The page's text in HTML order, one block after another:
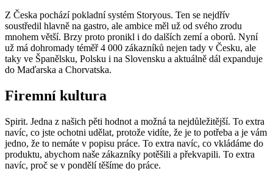
Z Česka pochází pokladní systém Storyous. Ten se nejdřív
soustředil hlavně na gastro, ale ambice měl už od svého zrodu
mnohem větší. Brzy proto pronikl i do dalších zemí a oborů. Nyní
už má dohromady téměř 4 000 zákazníků nejen tady v Česku, ale
taky ve Španělsku, Polsku i na Slovensku a aktuálně dál expanduje
do Maďarska a Chorvatska.
Firemní kultura
Spirit. Jedna z našich pěti hodnot a možná ta nejdůležitější. To extra
navíc, co jste ochotni udělat, protože vidíte, že je to potřeba a je vám
jedno, že to nemáte v popisu práce. To extra navíc, co vkládáme do
produktu, abychom naše zákazníky potěšili a překvapili. To extra
navíc, proč se v pondělí těšíme do práce.